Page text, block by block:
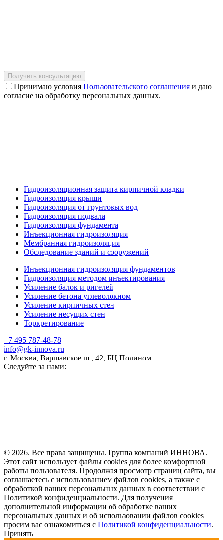
Принимаю условия Пользовательского соглашения и даю
согласие на обработку персональных данных.
Гидроизоляционная защита кирпичной кладки
Гидроизоляция крыши
Гидроизоляция от грунтовых вод
Гидроизоляция подвала
Гидроизоляция фундамента
Инъекционная гидроизоляция
Мембранная гидроизоляция
Обследование зданий и сооружений
Инъекционная гидроизоляция фундаментов
Гидроизоляция методом инъектирования
Усиление балок и ригелей
Усиление бетона углеволокном
Усиление кирпичных стен
Усиление несущих стен
Торкретирование
+7 495 787-48-78
info@gk-innova.ru
г. Москва, Варшавское ш., 42, БЦ Полином
Следуйте за нами:
© 2026. Все права защищены. Группа компаний ИННОВА.
Этот сайт использует файлы cookies для более комфортной
работы пользователя. Продолжая просмотр страниц сайта, вы
соглашаетесь с использованием файлов cookies, а также с
обработкой ваших персональных данных в соответствии с
Политикой конфиденциальности. Для получения
дополнительной информации об обработке ваших
персональных данных и об использовании файлов cookies
просим вас ознакомиться с Политикой конфиденциальности.
Принять